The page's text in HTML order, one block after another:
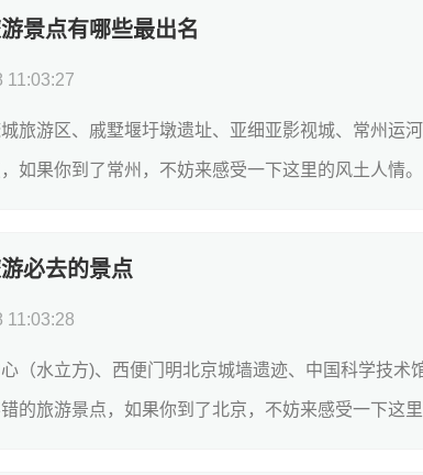
景点有哪些最出名
11:03:27
旅游区、戚墅堰圩墩遗址、亚细亚影视城、常州运
如果你到了常州，不妨来感受一下这里的风土人情
必去的景点
11:03:28
（水立方)、西便门明北京城墙遗迹、中国科学技
的旅游景点，如果你到了北京，不妨来感受一下这